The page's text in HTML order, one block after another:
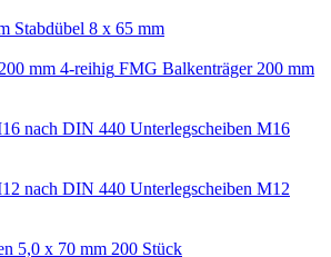
Stabdübel 8 x 65 mm
FMG Balkenträger 200 mm
Unterlegscheiben M16
Unterlegscheiben M12